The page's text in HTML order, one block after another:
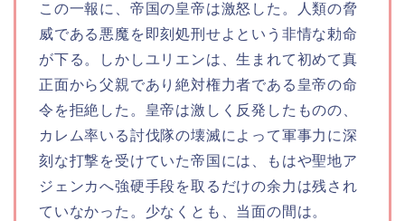
この一報に、帝国の皇帝は激怒した。人類の脅
威である悪魔を即刻処刑せよという非情な勅命
が下る。しかしユリエンは、生まれて初めて真
正面から父親であり絶対権力者である皇帝の命
令を拒絶した。皇帝は激しく反発したものの、
カレム率いる討伐隊の壊滅によって軍事力に深
刻な打撃を受けていた帝国には、もはや聖地ア
ジェンカへ強硬手段を取るだけの余力は残され
ていなかった。少なくとも、当面の間は。